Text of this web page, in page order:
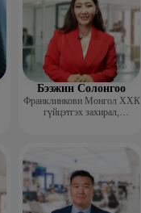
Бээжин Солонгоо
Франклинкови Монгол ХХК
гүйцэтгэх захирал,